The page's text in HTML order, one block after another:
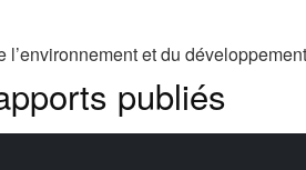
l’environnement et du
publiés